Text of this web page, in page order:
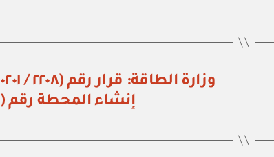
إنشاء المحطة رقم (٨٣٧٧) بمدينة الرياض